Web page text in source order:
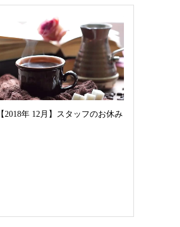
【2018年 12月】スタッフのお休み